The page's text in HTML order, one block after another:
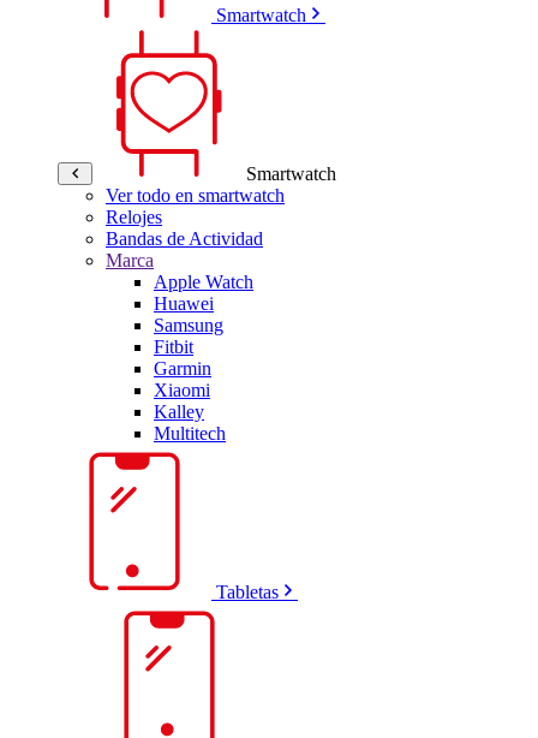
Smartwatch
Smartwatch
Ver todo en smartwatch
Relojes
Bandas de Actividad
Marca
Apple Watch
Huawei
Samsung
Fitbit
Garmin
Xiaomi
Kalley
Multitech
Tabletas